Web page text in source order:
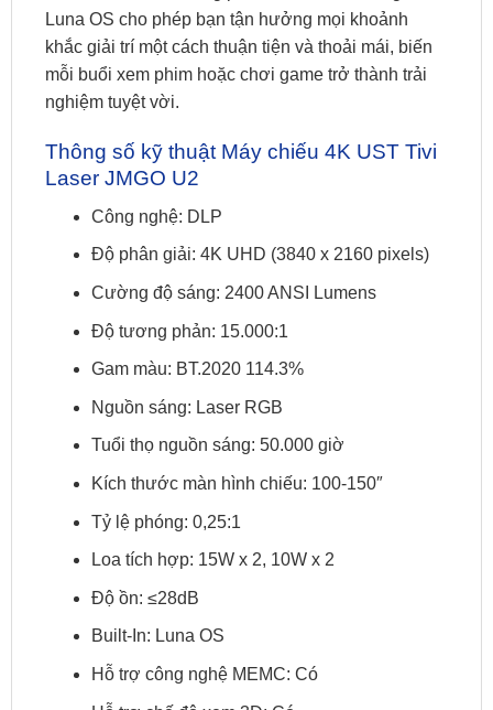
Luna OS cho phép bạn tận hưởng mọi khoảnh
khắc giải trí một cách thuận tiện và thoải mái, biến
mỗi buổi xem phim hoặc chơi game trở thành trải
nghiệm tuyệt vời.
Thông số kỹ thuật Máy chiếu 4K UST Tivi
Laser JMGO U2
Công nghệ: DLP
Độ phân giải: 4K UHD (3840 x 2160 pixels)
Cường độ sáng: 2400 ANSI Lumens
Độ tương phản: 15.000:1
Gam màu: BT.2020 114.3%
Nguồn sáng: Laser RGB
Tuổi thọ nguồn sáng: 50.000 giờ
Kích thước màn hình chiếu: 100-150″
Tỷ lệ phóng: 0,25:1
Loa tích hợp: 15W x 2, 10W x 2
Độ ồn: ≤28dB
Built-In: Luna OS
Hỗ trợ công nghệ MEMC: Có